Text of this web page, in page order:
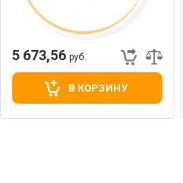
5 673,56 руб.
В КОРЗИНУ